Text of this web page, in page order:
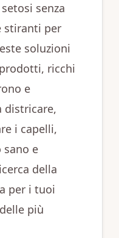
senza
stiranti per
soluzioni
ricchi
e
districare,
i capelli,
e
della
per i tuoi
più